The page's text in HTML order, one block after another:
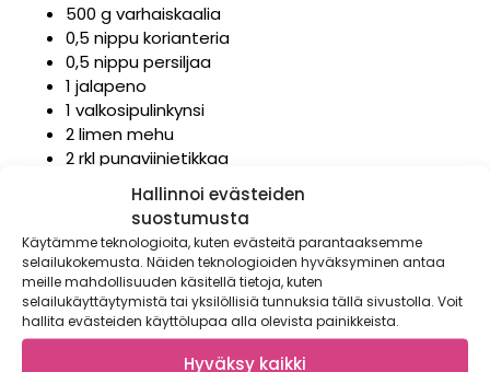
Hallinnoi evästeiden
suostumusta
Käytämme teknologioita, kuten evästeitä parantaaksemme
selailukokemusta. Näiden teknologioiden hyväksyminen antaa
meille mahdollisuuden käsitellä tietoja, kuten
selailukäyttäytymistä tai yksilöllisiä tunnuksia tällä sivustolla. Voit
hallita evästeiden käyttölupaa alla olevista painikkeista.
Hyväksy kaikki
500 g varhaiskaalia
0,5 nippu korianteria
0,5 nippu persiljaa
1 jalapeno
1 valkosipulinkynsi
2 limen mehu
2 rkl punaviinietikkaa
0,5 dl oliiviöljyä
0,5 tl suolaa
0,5 tl sokeria
Nopea valkosipuliaioli
1 dl majoneesia